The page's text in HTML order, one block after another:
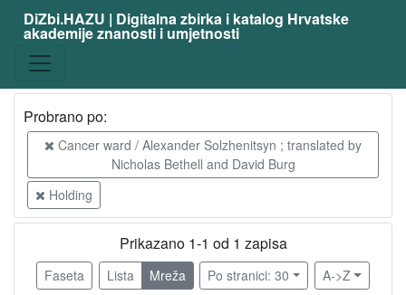
DiZbi.HAZU | Digitalna zbirka i katalog Hrvatske
akademije znanosti i umjetnosti
Probrano po:
Cancer ward / Alexander Solzhenitsyn ; translated by
Nicholas Bethell and David Burg
Holding
Prikazano 1-1 od 1 zapisa
Faseta Lista Mreža Po stranici: 30 A->Z